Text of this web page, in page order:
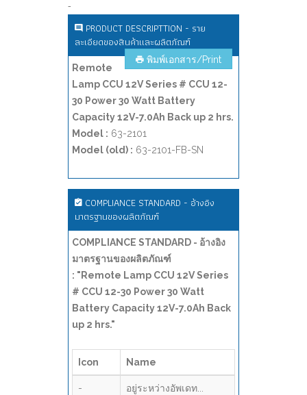
-
PRODUCT DESCRIPTTION - ราย
ละเอียดของสินค้าและผลิตภัณฑ์
พิมพ์เอกสาร/Print
Remote
Lamp CCU 12V Series # CCU 12-
30 Power 30 Watt Battery
Capacity 12V-7.0Ah Back up 2 hrs.
Model : 63-2101
Model (old) : 63-2101-FB-SN
COMPLIANCE STANDARD - อ้างอิง
มาตรฐานของผลิตภัณฑ์
COMPLIANCE STANDARD - อ้างอิง
มาตรฐานของผลิตภัณฑ์
: "Remote Lamp CCU 12V Series
# CCU 12-30 Power 30 Watt
Battery Capacity 12V-7.0Ah Back
up 2 hrs."
Icon Name
- อยู่ระหว่างอัพเดท...